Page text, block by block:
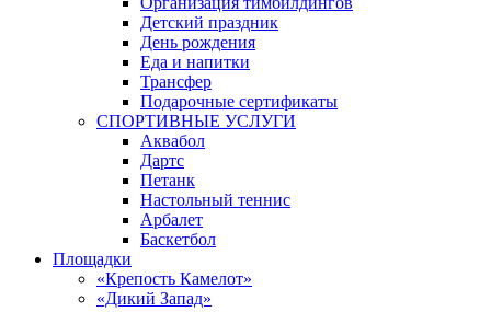
Детский праздник
День рождения
Еда и напитки
Трансфер
Подарочные сертификаты
СПОРТИВНЫЕ УСЛУГИ
Аквабол
Дартс
Петанк
Настольный теннис
Арбалет
Баскетбол
Площадки
«Крепость Камелот»
«Дикий Запад»